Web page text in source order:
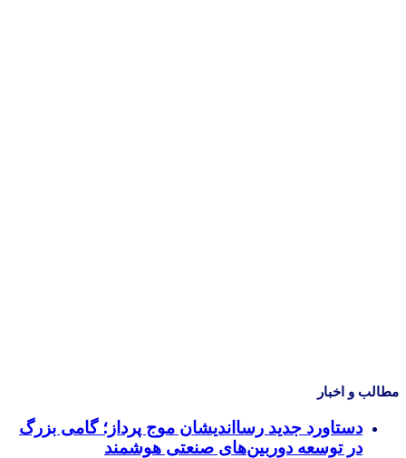
مطالب و اخبار
دستاورد جدید رسااندیشان موج پرداز؛ گامی بزرگ
در توسعه دوربین‌های صنعتی هوشمند